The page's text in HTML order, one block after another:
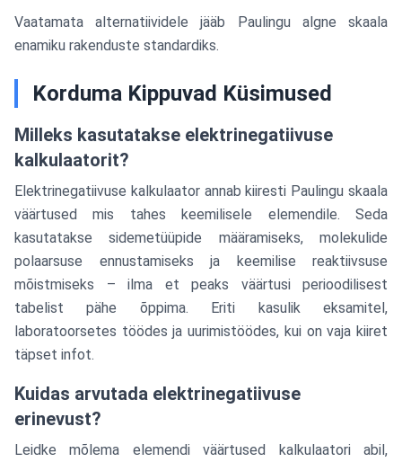
Vaatamata alternatiividele jääb Paulingu algne skaala
enamiku rakenduste standardiks.
Korduma Kippuvad Küsimused
Milleks kasutatakse elektrinegatiivuse
kalkulaatorit?
Elektrinegatiivuse kalkulaator annab kiiresti Paulingu skaala
väärtused mis tahes keemilisele elemendile. Seda
kasutatakse sidemetüüpide määramiseks, molekulide
polaarsuse ennustamiseks ja keemilise reaktiivsuse
mõistmiseks – ilma et peaks väärtusi perioodilisest
tabelist pähe õppima. Eriti kasulik eksamitel,
laboratoorsetes töödes ja uurimistöödes, kui on vaja kiiret
täpset infot.
Kuidas arvutada elektrinegatiivuse
erinevust?
Leidke mõlema elemendi väärtused kalkulaatori abil,